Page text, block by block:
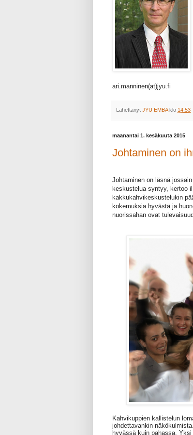
ari.manninen(at)jyu.fi
Lähettänyt JYU EMBA klo 14.53
maanantai 1. kesäkuuta 2015
Johtaminen on
Johtaminen on läsnä
keskustelua syntyy, kertoo
kakkukahvikeskustelukin
kokemuksia hyvästä ja
nuorissahan ovat
Kahvikuppien kallistelun
johdettavankin
hyvässä kuin pahassa.